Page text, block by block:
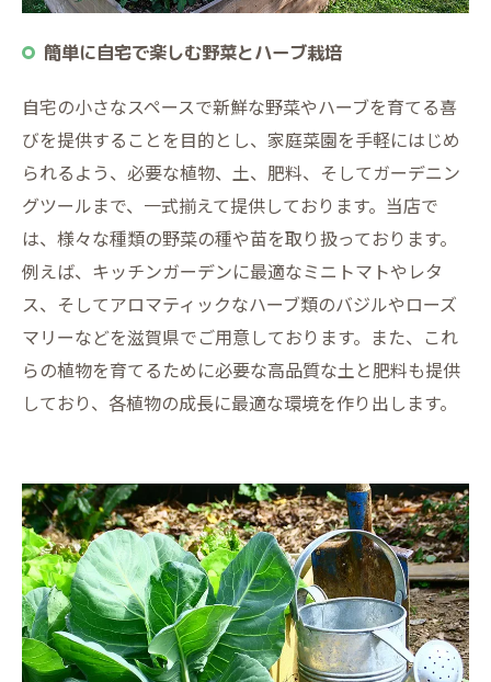
簡単に自宅で楽しむ野菜とハーブ栽培
自宅の小さなスペースで新鮮な野菜やハーブを育てる喜
びを提供することを目的とし、家庭菜園を手軽にはじめ
られるよう、必要な植物、土、肥料、そしてガーデニン
グツールまで、一式揃えて提供しております。当店で
は、様々な種類の野菜の種や苗を取り扱っております。
例えば、キッチンガーデンに最適なミニトマトやレタ
ス、そしてアロマティックなハーブ類のバジルやローズ
マリーなどを滋賀県でご用意しております。また、これ
らの植物を育てるために必要な高品質な土と肥料も提供
しており、各植物の成長に最適な環境を作り出します。